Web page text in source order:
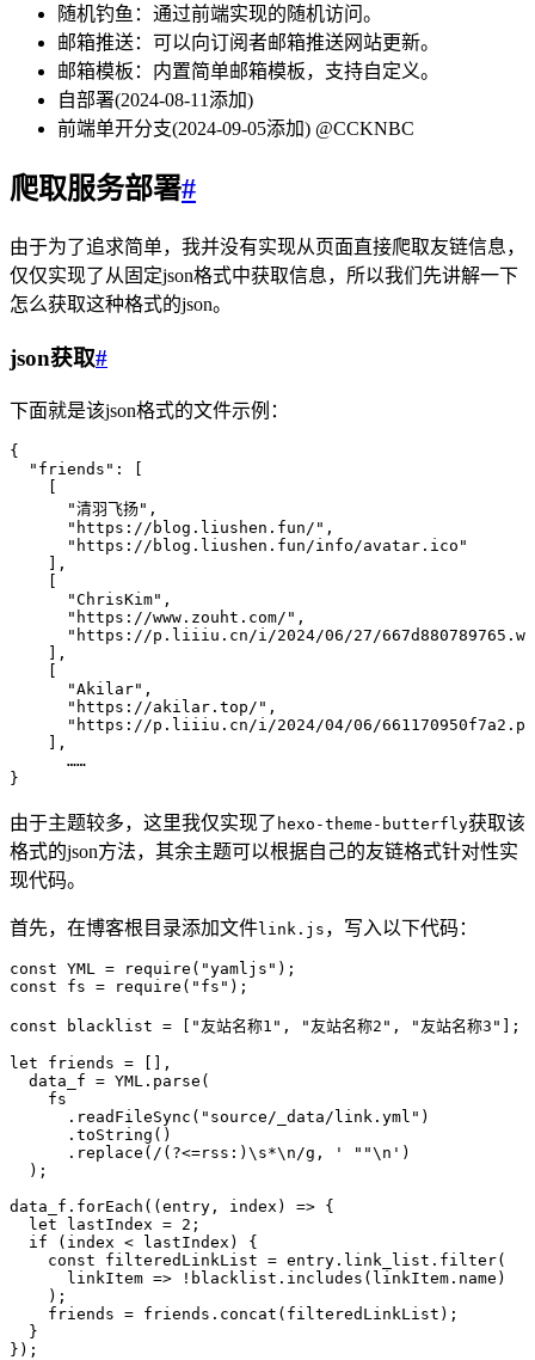
随机钓鱼：通过前端实现的随机访问。
邮箱推送：可以向订阅者邮箱推送网站更新。
邮箱模板：内置简单邮箱模板，支持自定义。
自部署(2024-08-11添加)
前端单开分支(2024-09-05添加) @CCKNBC
爬取服务部署#
由于为了追求简单，我并没有实现从页面直接爬取友链信息，
仅仅实现了从固定json格式中获取信息，所以我们先讲解一下
怎么获取这种格式的json。
json获取#
下面就是该json格式的文件示例：
{
  "friends"
:
[
    [
      "清羽飞扬"
,
      "https://blog.liushen.fun/"
,
      "https://blog.liushen.fun/info/avatar.ico"
    ]
,
    [
      "ChrisKim"
,
      "https://www.zouht.com/"
,
"https://p.liiiu.cn/i/2024/06/27/
    ]
,
    [
      "Akilar"
,
      "https://akilar.top/"
,
"https://p.liiiu.cn/i/2024/04/06/
    ]
,
      ……
}
由于主题较多，这里我仅实现了 hexo-theme-butterfly获取该
格式的json方法，其余主题可以根据自己的友链格式针对性实
现代码。
首先，在博客根目录添加文件link.js ，写入以下代码：
const YML = require ( "yamljs" );
const fs = require ( "fs" );
const blacklist = [ "友站名称1" , "友站名称2" , "友站名称3" ];
let friends = [] ,
  data_f
= YML . parse (
    fs
      .
readFileSync ( "source/_data/link.yml" )
      .
toString ()
      .
replace ( /(?<=rss:) \s*\n /g , ' ""\n ' )
  );
data_f . forEach ((entry , index ) => {
  let
lastIndex = 2 ;
  if
(index < lastIndex) {
    const
filteredLinkList = entry . link_list . filter(
      linkItem
=> ! blacklist . includes ( linkItem .name)
    );
    friends
= friends . concat (filteredLinkList);
  }
});